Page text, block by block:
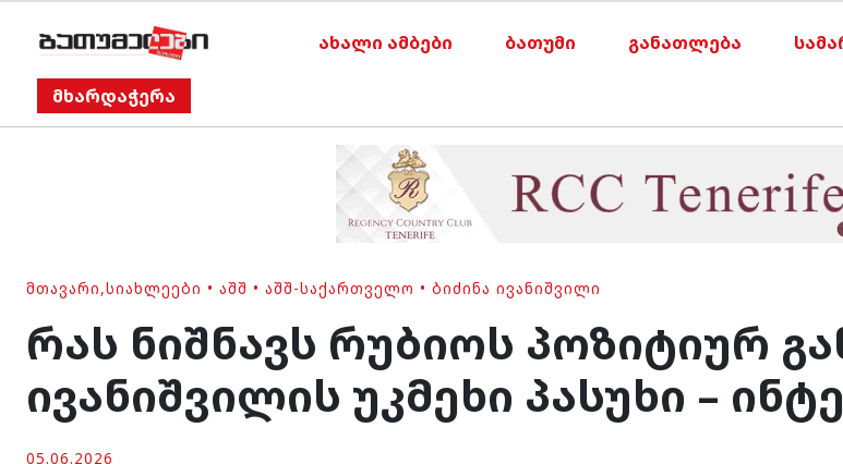
ახალი ამბები ბათუმი განათლება
მხარდაჭერა
ᲛᲗᲐᲕᲐᲠᲘ,ᲡᲘᲐᲮᲚᲔᲔᲑᲘ • ᲐᲨᲨ • ᲐᲨᲨ-ᲡᲐᲥᲐᲠᲗᲕᲔᲚᲝ • ᲑᲘᲫᲘᲜᲐ ᲘᲕᲐᲜᲘᲨᲕᲘᲚᲘ
რას ნიშნავს რუბიოს პოზიტიურ
ივანიშვილის უკმეხი პასუხი –
05.06.2026